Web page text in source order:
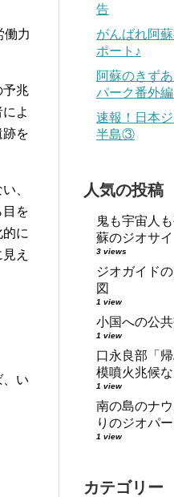
働力
予兆
よ
を
、
を
に
え
い
告
がんばれ阿
ポート♪
阿蘇のきず
パーク番外
速報！日本
半島③
人気の投稿
鬼も宇宙人
蘇のジオサイ
3 views
ジオガイド
図
1 view
小国への公
1 view
口永良部「
模噴火兆候
1 view
南の島のナ
りのジオパ
1 view
カテゴリー